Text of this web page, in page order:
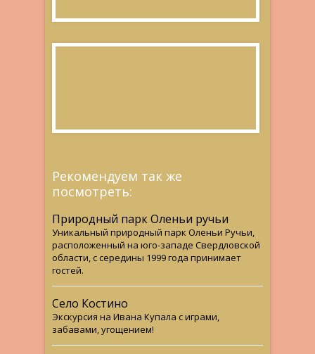
Рекомендуем так же
посмотреть:
Природный парк Оленьи ручьи
Уникальный природный парк Оленьи Ручьи,
расположенный на юго-западе Свердловской
области, с середины 1999 года принимает
гостей.
Село Костино
Экскурсия на Ивана Купала с играми,
забавами, угощением!